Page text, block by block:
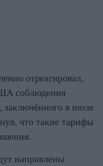
отреагировал,
соблюдения
в июле
что такие тарифы
направлены